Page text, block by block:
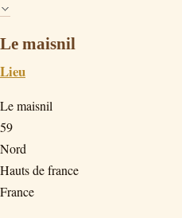
Le maisnil
Lieu
Le maisnil
59
Nord
Hauts de france
France